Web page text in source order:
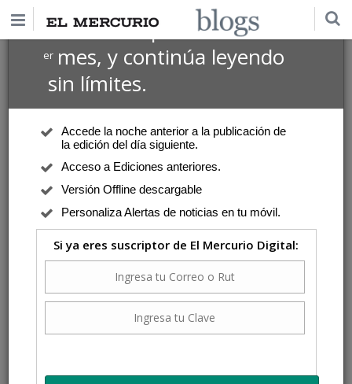
Suscríbete por $1 USD
ermes, y continúa leyendo
sin límites.
Accede la noche anterior a la publicación de
la edición del día siguiente.
Acceso a Ediciones anteriores.
Versión Offline descargable
Personaliza Alertas de noticias en tu móvil.
Si ya eres suscriptor de El Mercurio Digital: